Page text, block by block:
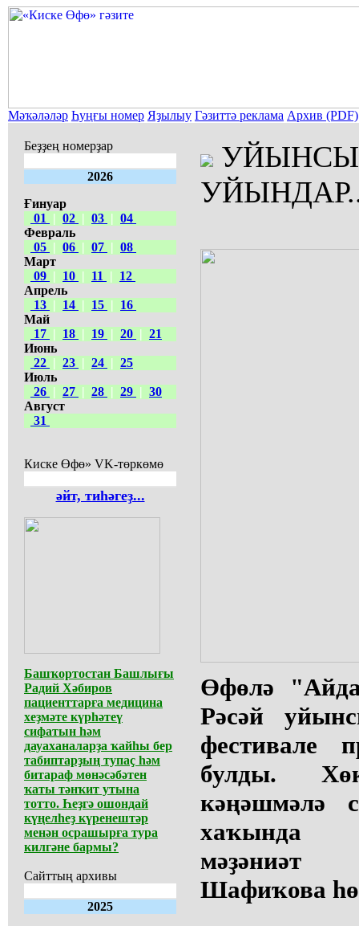
Мәҡәләләр Һуңғы номер Яҙылыу Гәзиттә реклама Архив (PDF)
Беҙҙең номерҙар
2026
Ғинуар
01
| 02 | 03 | 04
Февраль
05 | 06 | 07 | 08
Март
09 | 10 | 11 |
12
Апрель
13 | 14 | 15 |
16
Май
17 | 18 | 19 | 20 | 21
Июнь
22 | 23 | 24 | 25
Июль
26 | 27 | 28 | 29 | 30
Август
31
Киске Өфө» VK-төркөмө
әйт, тиһәгеҙ...
Башҡортостан Башлығы
Радий Хәбиров
пациенттарға медицина
хеҙмәте күрһәтеү
сифатын һәм
дауаханаларҙа ҡайһы бер
табиптарҙың тупаҫ һәм
битараф мөнәсәбәтен
ҡаты тәнҡит утына
тотто. Һеҙгә ошондай
күңелһеҙ күренештәр
менән осрашырға тура
килгәне бармы?
Сайттың архивы
2025
Өфөлә
Рәсәй
фестивале
булды.
кәңәшмәлә
хаҡында
мәҙәниәт
Шафиҡова